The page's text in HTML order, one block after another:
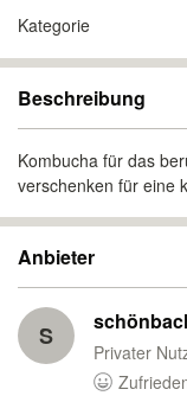
Kategorie
Beschreibung
Kombucha für das
verschenken für eine
Anbieter
S
Privater